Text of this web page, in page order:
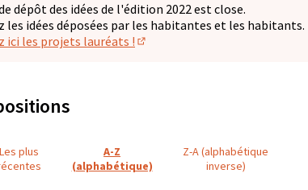
dépôt des idées de l'édition 2022 est close.
les idées déposées par les habitantes et les habitants.
ici les projets lauréats !
Les plus
A-Z
(alphabétique)
Z-A (alphabétique
inverse)